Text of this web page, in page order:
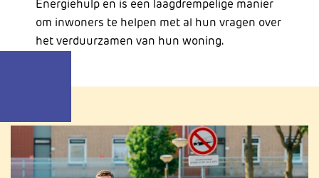
Energiehulp en is een laagdrempelige manier
om inwoners te helpen met al hun vragen over
het verduurzamen van hun woning.